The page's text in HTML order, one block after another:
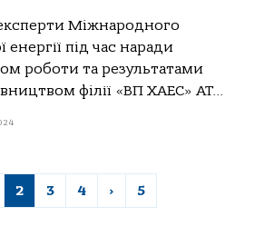
Міжнародного
енергії під час наради
роботи та результатами
філії «ВП ХАЕС» АТ...
2 3 4 › 5